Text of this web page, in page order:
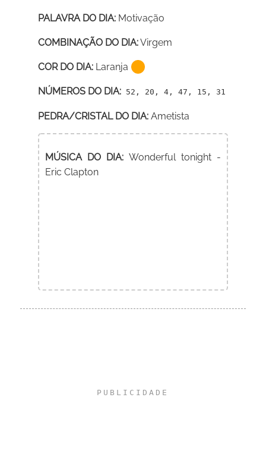
PALAVRA DO DIA: Motivação
COMBINAÇÃO DO DIA:Virgem
COR DO DIA: Laranja
NÚMEROS DO DIA: 52, 20, 4, 47, 15, 31
PEDRA/CRISTAL DO DIA: Ametista
MÚSICA DO DIA: Wonderful tonight -
Eric Clapton